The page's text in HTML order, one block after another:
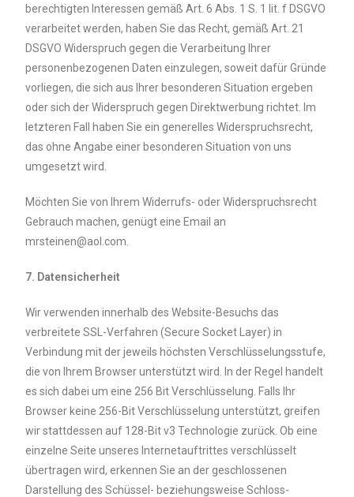
berechtigten Interessen gemäß Art. 6 Abs. 1 S. 1 lit. f DSGVO
verarbeitet werden, haben Sie das Recht, gemäß Art. 21
DSGVO Widerspruch gegen die Verarbeitung Ihrer
personenbezogenen Daten einzulegen, soweit dafür Gründe
vorliegen, die sich aus Ihrer besonderen Situation ergeben
oder sich der Widerspruch gegen Direktwerbung richtet. Im
letzteren Fall haben Sie ein generelles Widerspruchsrecht,
das ohne Angabe einer besonderen Situation von uns
umgesetzt wird.
Möchten Sie von Ihrem Widerrufs- oder Widerspruchsrecht
Gebrauch machen, genügt eine Email an
mrsteinen@aol.com.
7. Datensicherheit
Wir verwenden innerhalb des Website-Besuchs das
verbreitete SSL-Verfahren (Secure Socket Layer) in
Verbindung mit der jeweils höchsten Verschlüsselungsstufe,
die von Ihrem Browser unterstützt wird. In der Regel handelt
es sich dabei um eine 256 Bit Verschlüsselung. Falls Ihr
Browser keine 256-Bit Verschlüsselung unterstützt, greifen
wir stattdessen auf 128-Bit v3 Technologie zurück. Ob eine
einzelne Seite unseres Internetauftrittes verschlüsselt
übertragen wird, erkennen Sie an der geschlossenen
Darstellung des Schüssel- beziehungsweise Schloss-